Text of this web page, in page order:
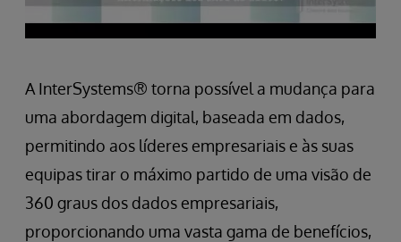
A InterSystems® torna possível a mudança para
uma abordagem digital, baseada em dados,
permitindo aos líderes empresariais e às suas
equipas tirar o máximo partido de uma visão de
360 graus dos dados empresariais,
proporcionando uma vasta gama de benefícios,